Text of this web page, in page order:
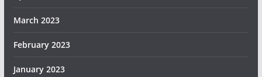
March 2023
February 2023
January 2023